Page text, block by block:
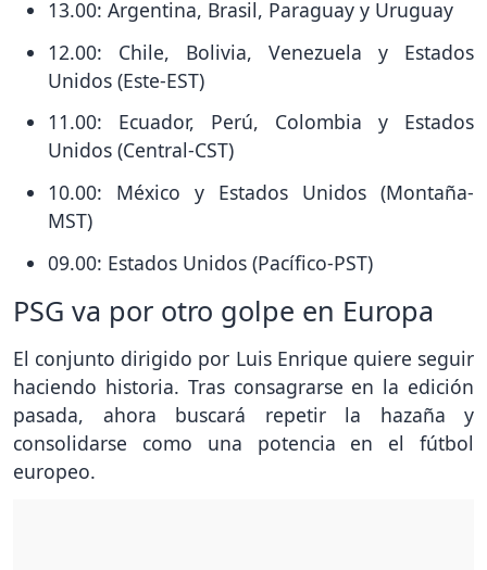
13.00: Argentina, Brasil, Paraguay y Uruguay
12.00: Chile, Bolivia, Venezuela y Estados
Unidos (Este-EST)
11.00: Ecuador, Perú, Colombia y Estados
Unidos (Central-CST)
10.00: México y Estados Unidos (Montaña-
MST)
09.00: Estados Unidos (Pacífico-PST)
PSG va por otro golpe en Europa
El conjunto dirigido por Luis Enrique quiere seguir
haciendo historia. Tras consagrarse en la edición
pasada, ahora buscará repetir la hazaña y
consolidarse como una potencia en el fútbol
europeo.